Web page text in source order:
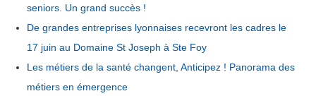
seniors. Un grand succès !
De grandes entreprises lyonnaises recevront les cadres le
17 juin au Domaine St Joseph à Ste Foy
Les métiers de la santé changent, Anticipez ! Panorama des
métiers en émergence